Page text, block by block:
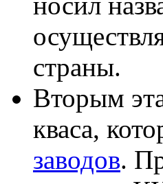
страны.
Вторым
кваса,
заводов.